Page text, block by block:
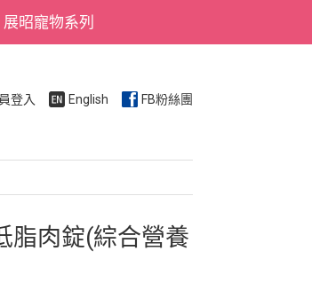
展昭寵物系列
登入 English FB粉絲團
脂肉錠(綜合營養